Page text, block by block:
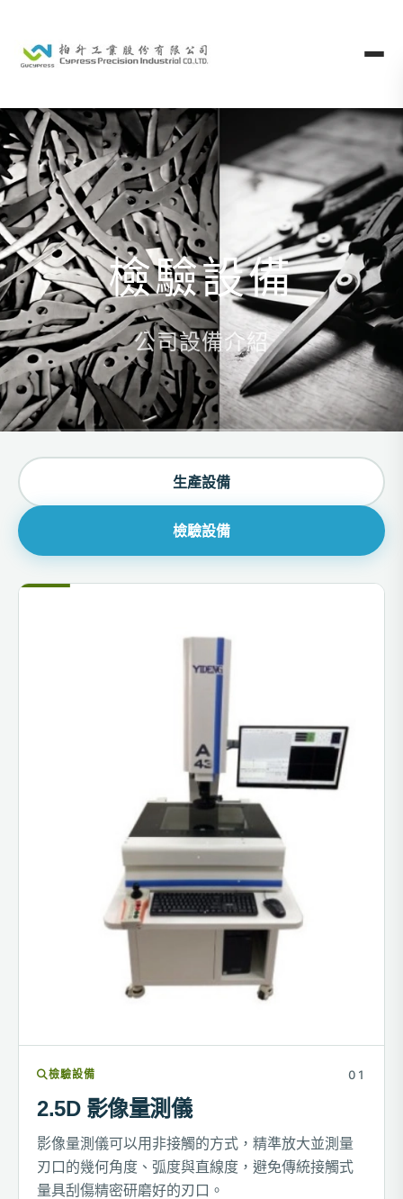
檢驗設備
公司設備介紹
生產設備
檢驗設備
檢驗設備
2.5D 影像量測儀
影像量測儀可以用非接觸的方式，精準放大並測量
刃口的幾何角度、弧度與直線度，避免傳統接觸式
量具刮傷精密研磨好的刃口。